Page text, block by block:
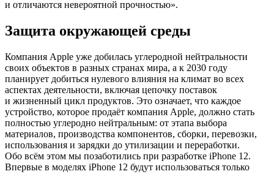
и отличаются невероятной прочностью».
Защита окружающей среды
Компания Apple уже добилась углеродной нейтральности
своих объектов в разных странах мира, а к 2030 году
планирует добиться нулевого влияния на климат во всех
аспектах деятельности, включая цепочку поставок
и жизненный цикл продуктов. Это означает, что каждое
устройство, которое продаёт компания Apple, должно стать
полностью углеродно нейтральным: от этапа выбора
материалов, производства компонентов, сборки, перевозки,
использования и зарядки до утилизации и переработки.
Обо всём этом мы позаботились при разработке iPhone 12.
Впервые в моделях iPhone 12 будут использоваться только